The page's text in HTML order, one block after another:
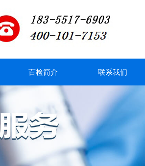
百检简介 联系我们